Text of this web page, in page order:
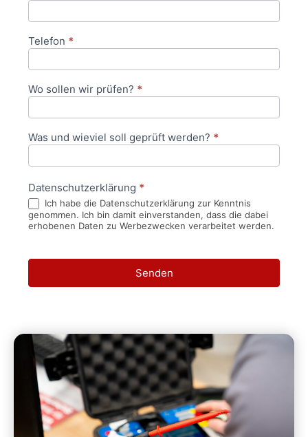
Telefon *
Wo sollen wir prüfen? *
Was und wieviel soll geprüft werden? *
Datenschutzerklärung *
Ich habe die Datenschutzerklärung zur Kenntnis
genommen. Ich bin damit einverstanden, dass die dabei
erhobenen Daten zu Werbezwecken verarbeitet werden.
Senden